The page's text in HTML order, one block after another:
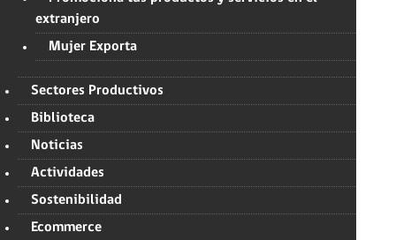
extranjero
Mujer Exporta
Sectores Productivos
Biblioteca
Noticias
Actividades
Sostenibilidad
Ecommerce